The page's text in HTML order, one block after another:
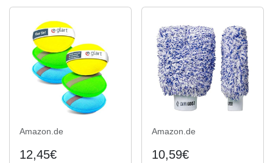
(weiß, 24x14x7cm)
Amazon.de
12,45€
Amazon.de
10,59€